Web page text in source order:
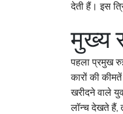
देती हैं। इस
मुख्य
पहला प्रमुख
कारों की
खरीदने वाले
लॉन्च देखते हैं,